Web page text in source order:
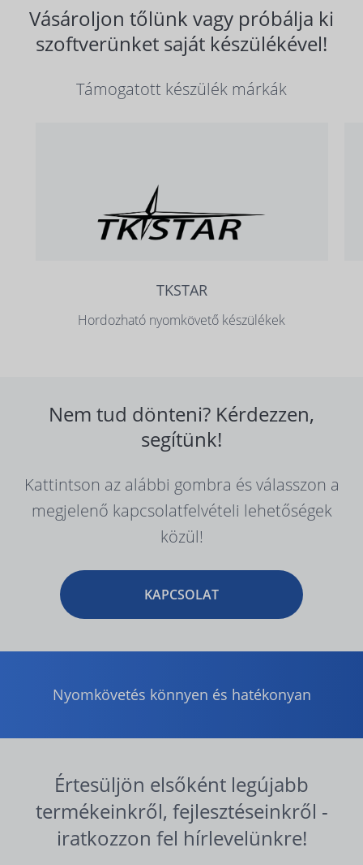
Vásároljon tőlünk vagy próbálja ki
szoftverünket saját készülékével!
Támogatott készülék márkák
TKSTAR
Hordozható nyomkövető készülékek
Nem tud dönteni? Kérdezzen,
segítünk!
Kattintson az alábbi gombra és válasszon a
megjelenő kapcsolatfelvételi lehetőségek
közül!
KAPCSOLAT
Nyomkövetés könnyen és hatékonyan
Értesüljön elsőként legújabb
termékeinkről, fejlesztéseinkről -
iratkozzon fel hírlevelünkre!